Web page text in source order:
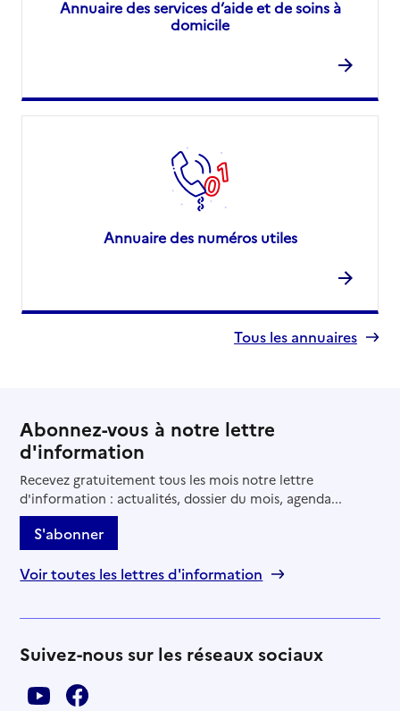
Annuaire des services d’aide et de soins à
domicile
Annuaire des numéros utiles
Tous les annuaires
Abonnez-vous à notre lettre
d'information
Recevez gratuitement tous les mois notre lettre
d'information : actualités, dossier du mois, agenda...
S'abonner
Voir toutes les lettres d'information
Suivez-nous sur les réseaux sociaux